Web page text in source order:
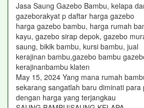
Jasa Saung Gazebo Bambu, kelapa
gazeborakyat p daftar harga gazebo
harga gazebo bambu, harga rumah
kayu, gazebo sirap depok, gazebo
saung, bikik bambu, kursi bambu, jual
kerajinan bambu,gazebo bambu
kerajinanbambu klaten
May 15, 2024 Yang mana rumah
sekarang sangatlah baru diminati para
dengan harga yang terjangkau